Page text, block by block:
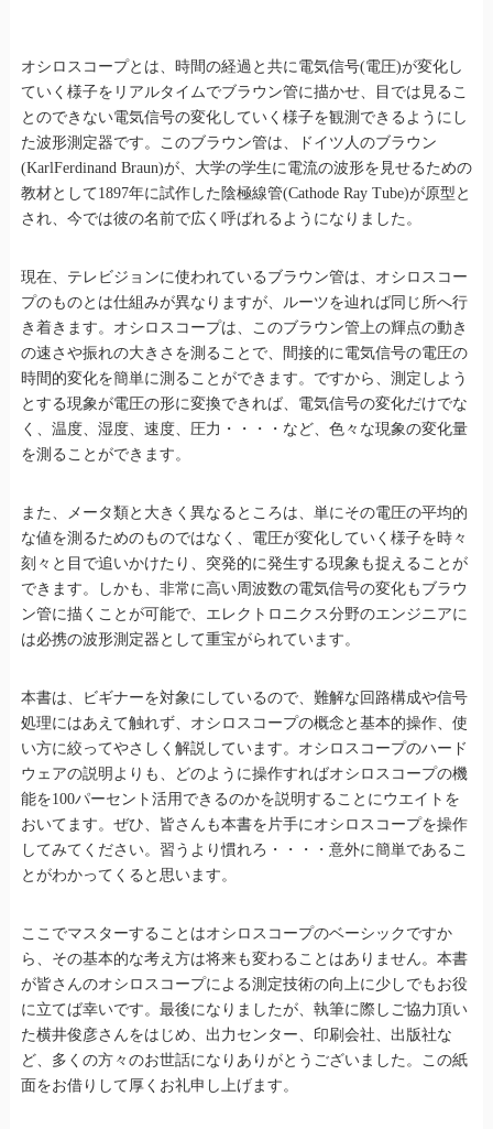
オシロスコープとは、時間の経過と共に電気信号(電圧)が変化し
ていく様子をリアルタイムでブラウン管に描かせ、目では見るこ
とのできない電気信号の変化していく様子を観測できるようにし
た波形測定器です。このブラウン管は、ドイツ人のブラウン
(KarlFerdinand Braun)が、大学の学生に電流の波形を見せるための
教材として1897年に試作した陰極線管(Cathode Ray Tube)が原型と
され、今では彼の名前で広く呼ばれるようになりました。
現在、テレビジョンに使われているブラウン管は、オシロスコー
プのものとは仕組みが異なりますが、ルーツを辿れば同じ所へ行
き着きます。オシロスコープは、このブラウン管上の輝点の動き
の速さや振れの大きさを測ることで、間接的に電気信号の電圧の
時間的変化を簡単に測ることができます。ですから、測定しよう
とする現象が電圧の形に変換できれば、電気信号の変化だけでな
く、温度、湿度、速度、圧力・・・・など、色々な現象の変化量
を測ることができます。
また、メータ類と大きく異なるところは、単にその電圧の平均的
な値を測るためのものではなく、電圧が変化していく様子を時々
刻々と目で追いかけたり、突発的に発生する現象も捉えることが
できます。しかも、非常に高い周波数の電気信号の変化もブラウ
ン管に描くことが可能で、エレクトロニクス分野のエンジニアに
は必携の波形測定器として重宝がられています。
本書は、ビギナーを対象にしているので、難解な回路構成や信号
処理にはあえて触れず、オシロスコープの概念と基本的操作、使
い方に絞ってやさしく解説しています。オシロスコープのハード
ウェアの説明よりも、どのように操作すればオシロスコープの機
能を100パーセント活用できるのかを説明することにウエイトを
おいてます。ぜひ、皆さんも本書を片手にオシロスコープを操作
してみてください。習うより慣れろ・・・・意外に簡単であるこ
とがわかってくると思います。
ここでマスターすることはオシロスコープのベーシックですか
ら、その基本的な考え方は将来も変わることはありません。本書
が皆さんのオシロスコープによる測定技術の向上に少しでもお役
に立てば幸いです。最後になりましたが、執筆に際しご協力頂い
た横井俊彦さんをはじめ、出力センター、印刷会社、出版社な
ど、多くの方々のお世話になりありがとうございました。この紙
面をお借りして厚くお礼申し上げます。